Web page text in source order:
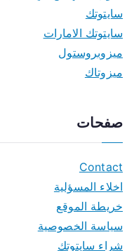
سايتوتك
سايتوتك الامارات
ميزوبروستول
ميزوتاك
صفحات
Contact
اخلاء المسؤلية
خريطة الموقع
سياسة الخصوصية
شراء سايتوتك